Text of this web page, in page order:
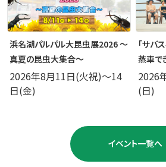
浜名湖パルパル大昆虫展2026 ～
真夏の昆虫大集合～
2026年8月11日(火祝)～14
日(金)
「サバ
蒸車で
2026
(日)
イベント一覧へ